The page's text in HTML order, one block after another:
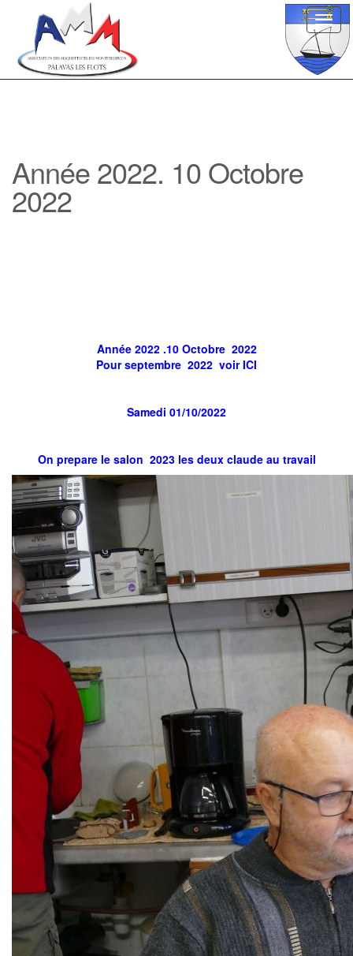
Année 2022. 10 Octobre
2022
Année 2022 .10 Octobre 2022
Pour septembre 2022 voir ICI
Samedi 01/10/2022
On prepare le salon 2023 les deux claude au travail